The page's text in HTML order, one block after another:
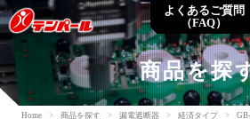
トップメッセージ
よくあるご質問
（FAQ）
商品を探
Home 商品を探す 漏電遮断器 経済タイプ